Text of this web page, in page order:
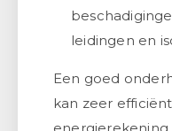
leidingen en
Een goed
kan zeer